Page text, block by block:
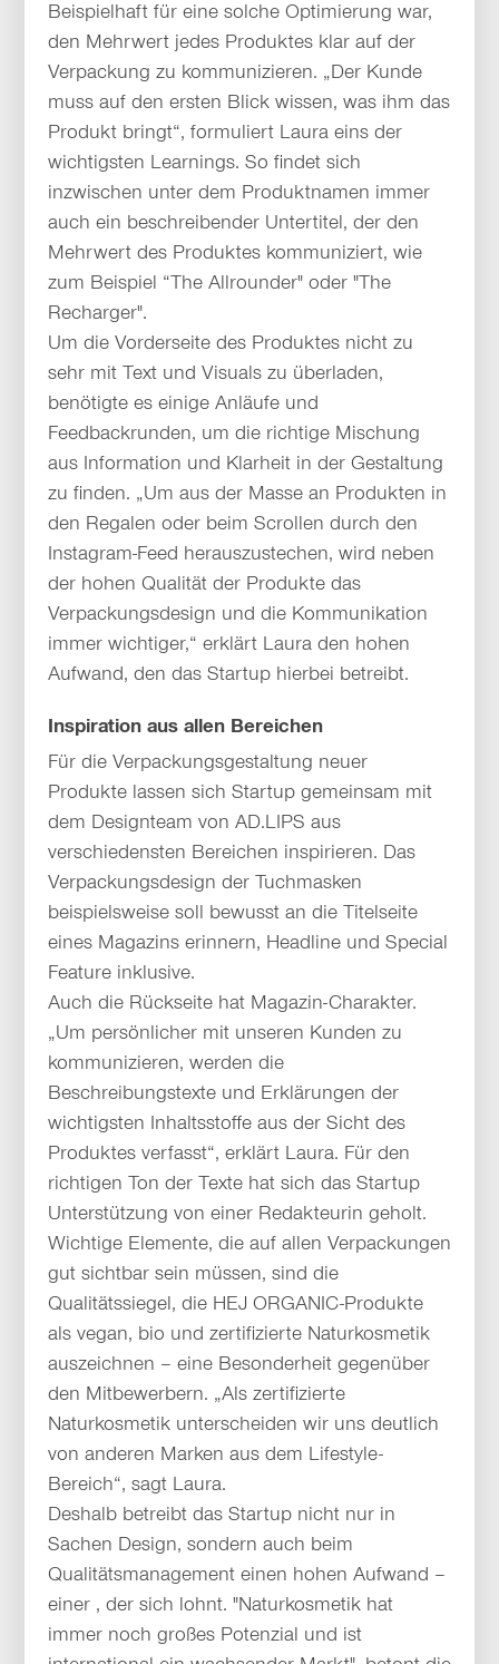
Beispielhaft für eine solche Optimierung war,
den Mehrwert jedes Produktes klar auf der
Verpackung zu kommunizieren. „Der Kunde
muss auf den ersten Blick wissen, was ihm das
Produkt bringt“, formuliert Laura eins der
wichtigsten Learnings. So findet sich
inzwischen unter dem Produktnamen immer
auch ein beschreibender Untertitel, der den
Mehrwert des Produktes kommuniziert, wie
zum Beispiel “The Allrounder" oder "The
Recharger".
Um die Vorderseite des Produktes nicht zu
sehr mit Text und Visuals zu überladen,
benötigte es einige Anläufe und
Feedbackrunden, um die richtige Mischung
aus Information und Klarheit in der Gestaltung
zu finden. „Um aus der Masse an Produkten in
den Regalen oder beim Scrollen durch den
Instagram-Feed herauszustechen, wird neben
der hohen Qualität der Produkte das
Verpackungsdesign und die Kommunikation
immer wichtiger,“ erklärt Laura den hohen
Aufwand, den das Startup hierbei betreibt.
Inspiration aus allen Bereichen
Für die Verpackungsgestaltung neuer
Produkte lassen sich Startup gemeinsam mit
dem Designteam von AD.LIPS aus
verschiedensten Bereichen inspirieren. Das
Verpackungsdesign der Tuchmasken
beispielsweise soll bewusst an die Titelseite
eines Magazins erinnern, Headline und Special
Feature inklusive.
Auch die Rückseite hat Magazin-Charakter.
„Um persönlicher mit unseren Kunden zu
kommunizieren, werden die
Beschreibungstexte und Erklärungen der
wichtigsten Inhaltsstoffe aus der Sicht des
Produktes verfasst“, erklärt Laura. Für den
richtigen Ton der Texte hat sich das Startup
Unterstützung von einer Redakteurin geholt.
Wichtige Elemente, die auf allen Verpackungen
gut sichtbar sein müssen, sind die
Qualitätssiegel, die HEJ ORGANIC-Produkte
als vegan, bio und zertifizierte Naturkosmetik
auszeichnen – eine Besonderheit gegenüber
den Mitbewerbern. „Als zertifizierte
Naturkosmetik unterscheiden wir uns deutlich
von anderen Marken aus dem Lifestyle-
Bereich“, sagt Laura.
Deshalb betreibt das Startup nicht nur in
Sachen Design, sondern auch beim
Qualitätsmanagement einen hohen Aufwand –
einer , der sich lohnt. "Naturkosmetik hat
immer noch großes Potenzial und ist